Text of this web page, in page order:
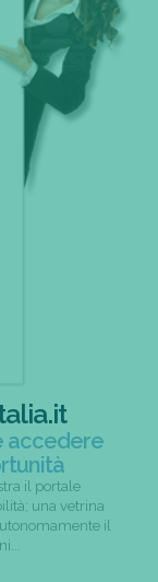
accedere
il portale
una vetrina
il